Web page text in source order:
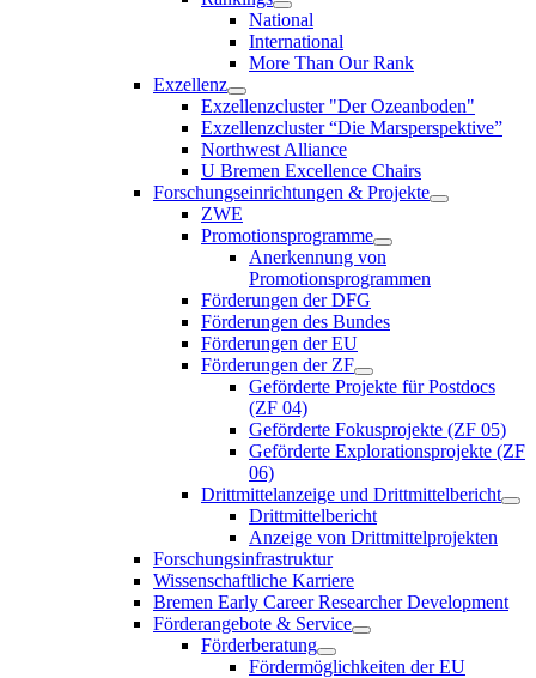
National
International
More Than Our Rank
Exzellenz
Exzellenzcluster "Der Ozeanboden"
Exzellenzcluster “Die Marsperspektive”
Northwest Alliance
U Bremen Excellence Chairs
Forschungseinrichtungen & Projekte
ZWE
Promotionsprogramme
Anerkennung von
Promotionsprogrammen
Förderungen der DFG
Förderungen des Bundes
Förderungen der EU
Förderungen der ZF
Geförderte Projekte für Postdocs
(ZF 04)
Geförderte Fokusprojekte (ZF 05)
Geförderte Explorationsprojekte (ZF
06)
Drittmittelanzeige und Drittmittelbericht
Drittmittelbericht
Anzeige von Drittmittelprojekten
Forschungsinfrastruktur
Wissenschaftliche Karriere
Bremen Early Career Researcher Development
Förderangebote & Service
Förderberatung
Fördermöglichkeiten der EU